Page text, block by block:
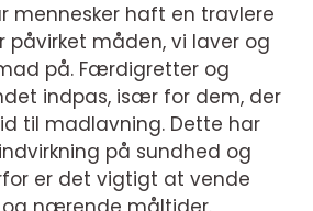
mennesker haft en travlere
påvirket måden, vi laver og
på. Færdigretter og
indpas, især for dem, der
til madlavning. Dette har
på sundhed og
er det vigtigt at vende